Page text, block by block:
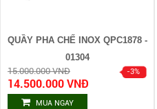
QUẦY PHA CHẾ INOX QPC1878 -
01304
15.000.000 VNĐ
14.500.000 VNĐ
MUA NGAY